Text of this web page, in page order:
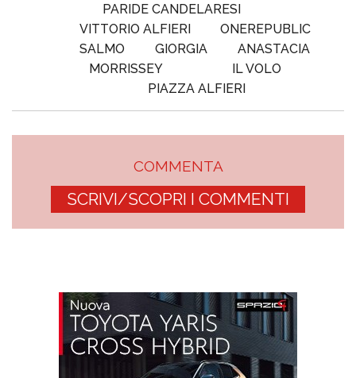
PARIDE CANDELARESI
VITTORIO ALFIERI
ONEREPUBLIC
SALMO
GIORGIA
ANASTACIA
MORRISSEY
IL VOLO
PIAZZA ALFIERI
COMMENTA
SCRIVI/SCOPRI I COMMENTI